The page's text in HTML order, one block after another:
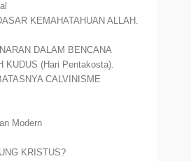
KEMAHATAHUAN ALLAH.
DALAM BENCANA
KUDUS (Hari Pentakosta).
CALVINISME
Modern
KRISTUS?